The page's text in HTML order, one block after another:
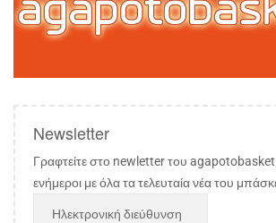
Newsletter
Γραφτείτε στο newletter του
ενήμεροι με όλα τα τελευταία νέα του